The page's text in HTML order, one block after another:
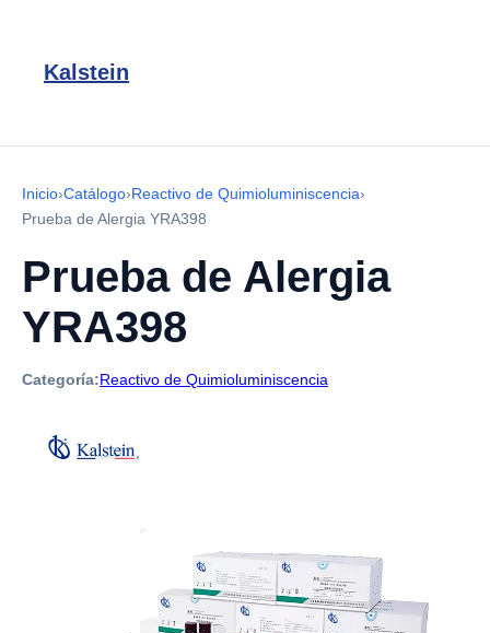
Kalstein
Inicio›Catálogo›Reactivo de Quimioluminiscencia›
Prueba de Alergia YRA398
Prueba de Alergia
YRA398
Categoría:Reactivo de Quimioluminiscencia